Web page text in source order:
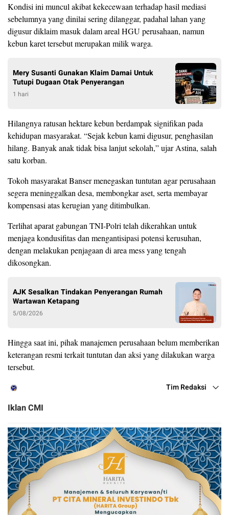
Kondisi ini muncul akibat kekecewaan terhadap hasil mediasi
sebelumnya yang dinilai sering dilanggar, padahal lahan yang
digusur diklaim masuk dalam areal HGU perusahaan, namun
kebun karet tersebut merupakan milik warga.
Mery Susanti Gunakan Klaim Damai Untuk
Tutupi Dugaan Otak Penyerangan
1 hari
Hilangnya ratusan hektare kebun berdampak signifikan pada
kehidupan masyarakat. “Sejak kebun kami digusur, penghasilan
hilang. Banyak anak tidak bisa lanjut sekolah,” ujar Astina, salah
satu korban.
Tokoh masyarakat Banser menegaskan tuntutan agar perusahaan
segera meninggalkan desa, membongkar aset, serta membayar
kompensasi atas kerugian yang ditimbulkan.
Terlihat aparat gabungan TNI-Polri telah dikerahkan untuk
menjaga kondusifitas dan mengantisipasi potensi kerusuhan,
dengan melakukan penjagaan di area mess yang tengah
dikosongkan.
AJK Sesalkan Tindakan Penyerangan Rumah
Wartawan Ketapang
5/08/2026
Hingga saat ini, pihak manajemen perusahaan belum memberikan
keterangan resmi terkait tuntutan dan aksi yang dilakukan warga
tersebut.
Tim Redaksi
Iklan CMI